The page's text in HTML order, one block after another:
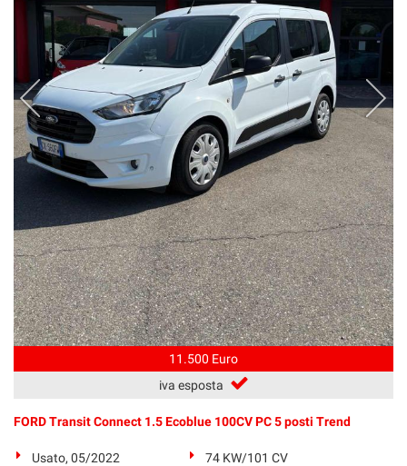
11.500 Euro
iva esposta
FORD Transit Connect 1.5 Ecoblue 100CV PC 5 posti Trend
Usato, 05/2022
74 KW/101 CV